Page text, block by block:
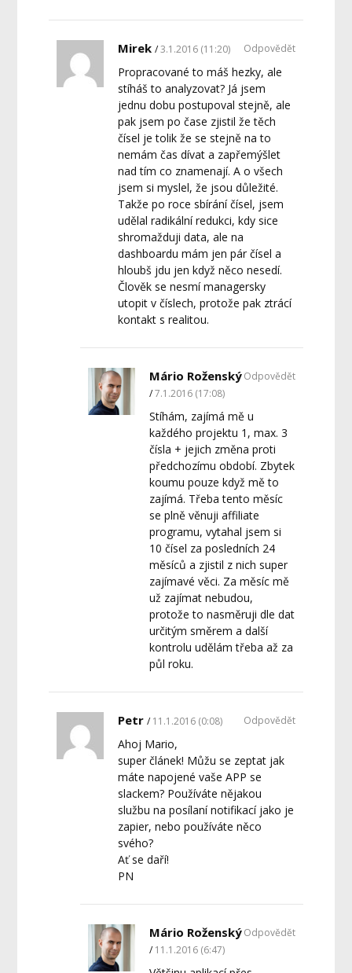
Mirek 3.1.2016 (11:20)
Propracované to máš hezky, ale
stíháš to analyzovat? Já jsem
jednu dobu postupoval stejně, ale
pak jsem po čase zjistil že těch
čísel je tolik že se stejně na to
nemám čas dívat a zapřemýšlet
nad tím co znamenají. A o všech
jsem si myslel, že jsou důležité.
Takže po roce sbírání čísel, jsem
udělal radikální redukci, kdy sice
shromažduji data, ale na
dashboardu mám jen pár čísel a
hloubš jdu jen když něco nesedí.
Člověk se nesmí managersky
utopit v číslech, protože pak ztrácí
kontakt s realitou.
Odpovědět
Mário Roženský
7.1.2016 (17:08)
Stíhám, zajímá mě u
každého projektu 1, max. 3
čísla + jejich změna proti
předchozímu období. Zbytek
koumu pouze když mě to
zajímá. Třeba tento měsíc
se plně věnuji affiliate
programu, vytahal jsem si
10 čísel za posledních 24
měsíců a zjistil z nich super
zajímavé věci. Za měsíc mě
už zajímat nebudou,
protože to nasměruji dle dat
určitým směrem a další
kontrolu udělám třeba až za
půl roku.
Odpovědět
Petr 11.1.2016 (0:08)
Ahoj Mario,
super článek! Můžu se zeptat jak
máte napojené vaše APP se
slackem? Používáte nějakou
službu na posílaní notifikací jako je
zapier, nebo používáte něco
svého?
Ať se daří!
PN
Odpovědět
Mário Roženský
11.1.2016 (6:47)
Odpovědět